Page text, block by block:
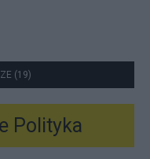
(19)
Polityka